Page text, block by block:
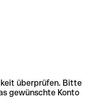
überprüfen. Bitte
gewünschte Konto